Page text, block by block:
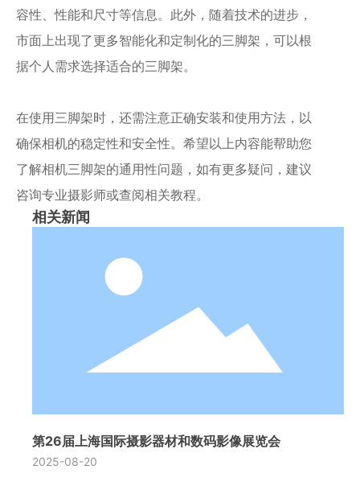
容性、性能和尺寸等信息。此外，随着技术的进步，
市面上出现了更多智能化和定制化的三脚架，可以根
据个人需求选择适合的三脚架。
在使用三脚架时，还需注意正确安装和使用方法，以
确保相机的稳定性和安全性。希望以上内容能帮助您
了解相机三脚架的通用性问题，如有更多疑问，建议
咨询专业摄影师或查阅相关教程。
相关新闻
第26届上海国际摄影器材和数码影像展览会
2025-08-20